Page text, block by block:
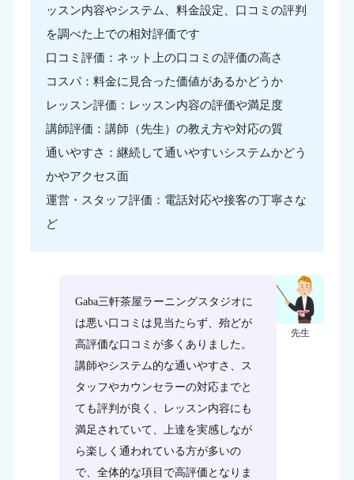
ッスン内容やシステム、料金設定、口コミの評判
を調べた上での相対評価です
口コミ評価：ネット上の口コミの評価の高さ
コスパ：料金に見合った価値があるかどうか
レッスン評価：レッスン内容の評価や満足度
講師評価：講師（先生）の教え方や対応の質
通いやすさ：継続して通いやすいシステムかどう
かやアクセス面
運営・スタッフ評価：電話対応や接客の丁寧さな
ど
先生
Gaba三軒茶屋ラーニングスタジオに
は悪い口コミは見当たらず、殆どが
高評価な口コミが多くありました。
講師やシステム的な通いやすさ、ス
タッフやカウンセラーの対応までと
ても評判が良く、レッスン内容にも
満足されていて、上達を実感しなが
ら楽しく通われている方が多いの
で、全体的な項目で高評価となりま